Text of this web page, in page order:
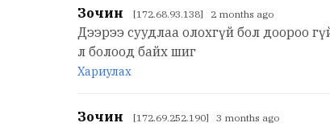
Зочин [172.68.93.138] 2 months ago
Дээрээ суудлаа олохгүй бол доороо
л болоод байх шиг
Хариулах
Зочин [172.69.252.190] 3 months ago